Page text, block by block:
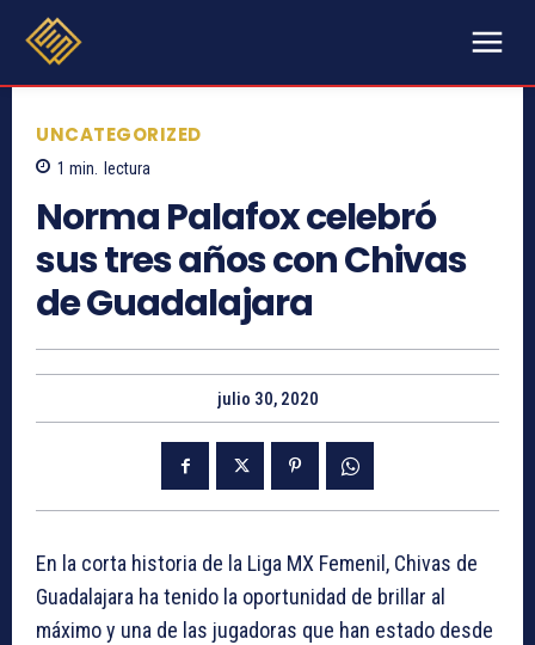
UNCATEGORIZED
1 min. lectura
Norma Palafox celebró
sus tres años con Chivas
de Guadalajara
julio 30, 2020
En la corta historia de la Liga MX Femenil, Chivas de
Guadalajara ha tenido la oportunidad de brillar al
máximo y una de las jugadoras que han estado desde